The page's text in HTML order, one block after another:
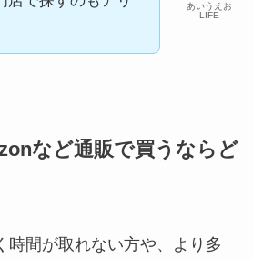
あいうえお
LIFE
など通販で買うならど
時間が取れない方や、より多